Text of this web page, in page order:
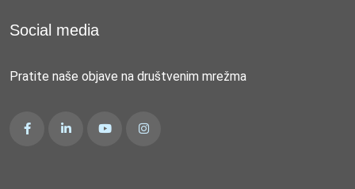
Social media
Pratite naše objave na društvenim mrežma